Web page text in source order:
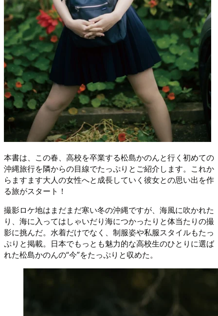
本書は、この春、高校を卒業する松島かのんと行く初めての
沖縄旅行を隣からの目線でたっぷりとご紹介します。これか
らますます大人の女性へと成長していく彼女との思い出を作
る旅がスタート！
撮影ロケ地はまだまだ寒い冬の沖縄ですが、海風に吹かれた
り、海に入ってはしゃいだり海につかったりと体当たりの撮
影に挑んだ。水着だけでなく、制服姿や私服スタイルもたっ
ぷりと掲載。日本でもっとも魅力的な高校生のひとりに選ば
れた松島かのんの“今”をたっぷりと収めた。